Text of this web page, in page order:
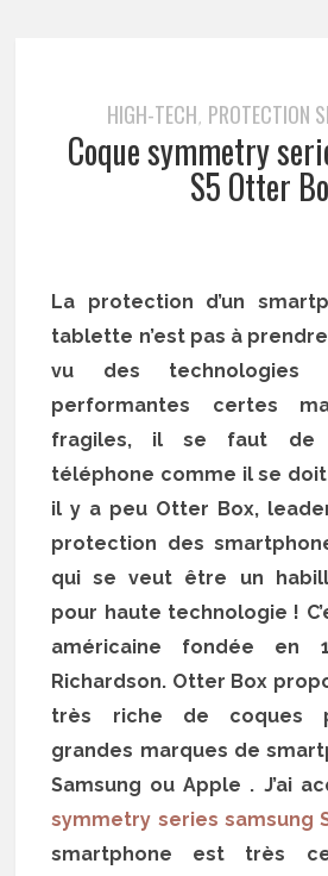
HIGH-TECH, PROTECTION
Coque symmetry
S5 Otter
La protection d’un
tablette n’est pas à
vu des technologies
performantes certes
fragiles, il se faut de
téléphone comme il se doit
il y a peu Otter Box,
protection des
qui se veut être un
pour haute technologie !
américaine fondée en
Richardson. Otter Box
très riche de coques
grandes marques de
Samsung ou Apple . J’ai
symmetry series samsung
smartphone est très